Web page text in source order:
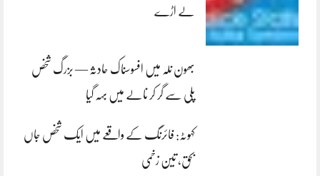
لے اڑے
بھون نلہ میں افسوسناک حادثہ — بزرگ شخص
پلی سے گر کر نالے میں بہہ گیا
کہوٹہ: فائرنگ کے واقعے میں ایک شخص جاں
بحق، تین زخمی